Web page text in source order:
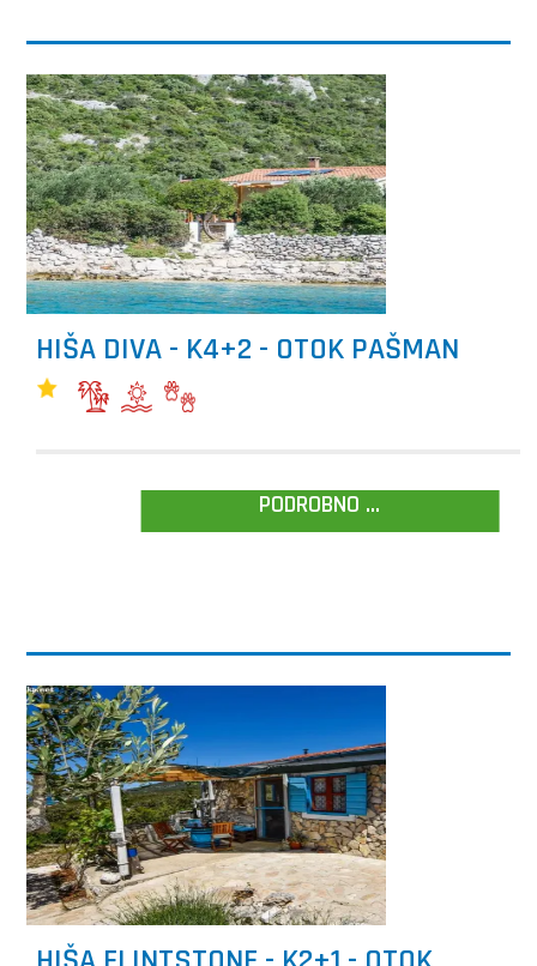
HIŠA DIVA - K4+2 - OTOK PAŠMAN
PODROBNO ...